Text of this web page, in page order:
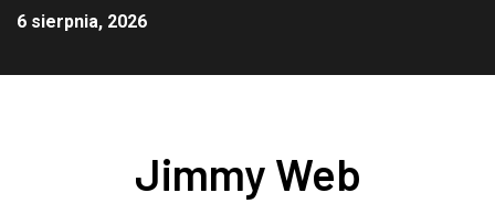
6 sierpnia, 2026
Jimmy Web